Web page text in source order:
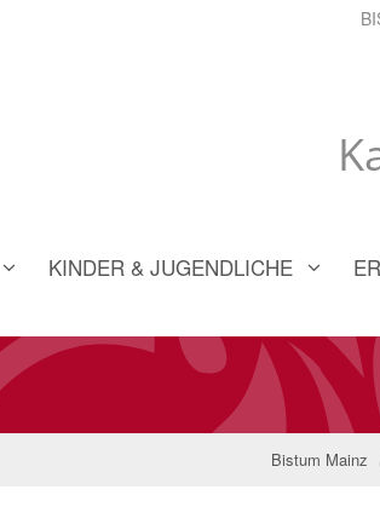
KINDER & JUGENDLICHE
Bistum Mainz